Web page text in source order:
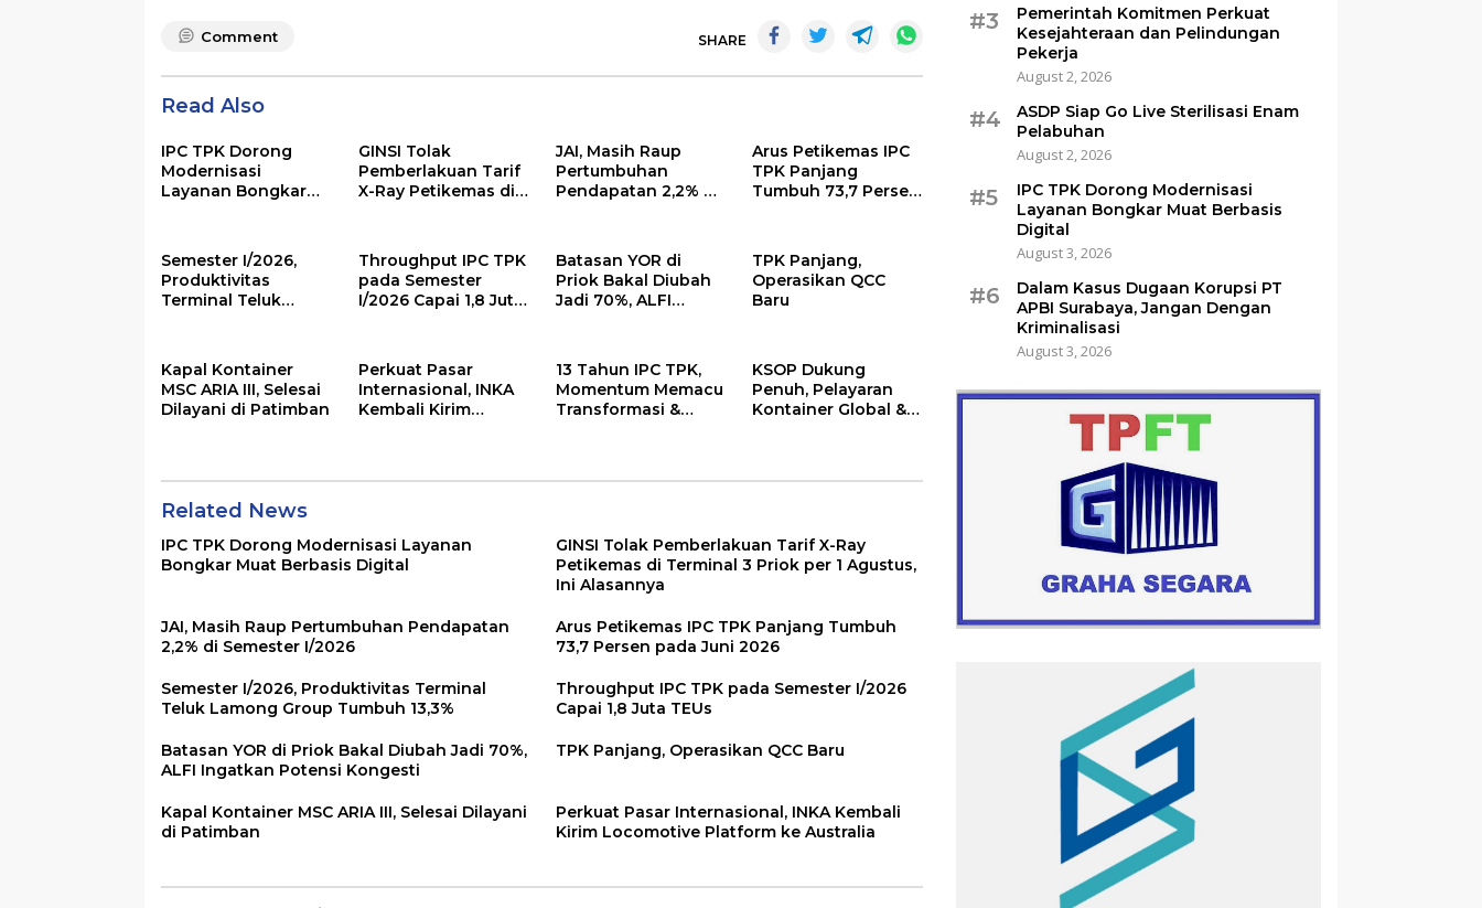
Comment SHARE
Read Also
IPC TPK Dorong
Modernisasi
Layanan Bongkar
GINSI Tolak
Pemberlakuan Tarif
X-Ray Petikemas di
Alasannya
JAI, Masih Raup
Pertumbuhan
Pendapatan 2,2% di
Arus Petikemas IPC
TPK Panjang
Tumbuh 73,7 Persen
Semester I/2026,
Produktivitas
Terminal Teluk
Throughput IPC TPK
pada Semester
I/2026 Capai 1,8 Juta
Batasan YOR di
Priok Bakal Diubah
Jadi 70%, ALFI
TPK Panjang,
Operasikan QCC
Baru
Kapal Kontainer
MSC ARIA III, Selesai
Dilayani di Patimban
Perkuat Pasar
Internasional, INKA
Kembali Kirim
13 Tahun IPC TPK,
Momentum Memacu
Transformasi &
KSOP Dukung
Penuh, Pelayaran
Kontainer Global &
Related News
IPC TPK Dorong Modernisasi Layanan
Bongkar Muat Berbasis Digital
GINSI Tolak Pemberlakuan Tarif X-Ray
Petikemas di Terminal 3 Priok per 1 Agustus,
Ini Alasannya
JAI, Masih Raup Pertumbuhan Pendapatan
2,2% di Semester I/2026
Arus Petikemas IPC TPK Panjang Tumbuh
73,7 Persen pada Juni 2026
Semester I/2026, Produktivitas Terminal
Teluk Lamong Group Tumbuh 13,3%
Throughput IPC TPK pada Semester I/2026
Capai 1,8 Juta TEUs
Batasan YOR di Priok Bakal Diubah Jadi 70%,
ALFI Ingatkan Potensi Kongesti
TPK Panjang, Operasikan QCC Baru
Kapal Kontainer MSC ARIA III, Selesai Dilayani
di Patimban
Perkuat Pasar Internasional, INKA Kembali
Kirim Locomotive Platform ke Australia
#3
Pemerintah Komitmen Perkuat
Kesejahteraan dan Pelindungan
Pekerja
August 2, 2026
#4
ASDP Siap Go Live Sterilisasi Enam
Pelabuhan
August 2, 2026
#5
IPC TPK Dorong Modernisasi
Layanan Bongkar Muat Berbasis
Digital
August 3, 2026
#6
Dalam Kasus Dugaan Korupsi PT
APBI Surabaya, Jangan Dengan
Kriminalisasi
August 3, 2026